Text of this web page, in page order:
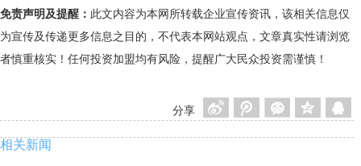
免责声明及提醒： 此文内容为本网所转载企业宣传资讯，该相关信息仅
为宣传及传递更多信息之目的，不代表本网站观点，文章真实性请浏览
者慎重核实！任何投资加盟均有风险，提醒广大民众投资需谨慎！
分享
相关新闻